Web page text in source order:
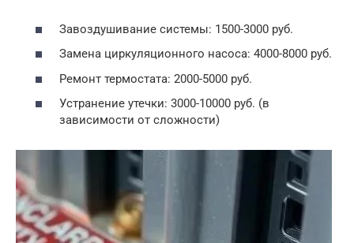
Завоздушивание системы: 1500-3000 руб.
Замена циркуляционного насоса: 4000-8000 руб.
Ремонт термостата: 2000-5000 руб.
Устранение утечки: 3000-10000 руб. (в
зависимости от сложности)